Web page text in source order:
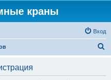
краны
Вход